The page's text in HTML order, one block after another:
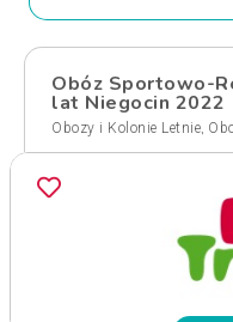
Obóz Sportowo-
lat Niegocin 2022
Obozy i Kolonie Letnie,